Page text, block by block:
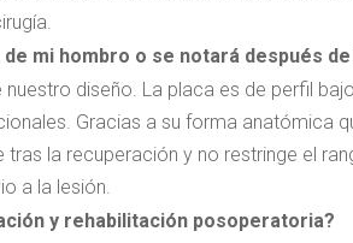
mi hombro o se notará después
diseño. La placa es de perfil
Gracias a su forma anatómica
la recuperación y no restringe el
a la lesión.
y rehabilitación posoperatoria?